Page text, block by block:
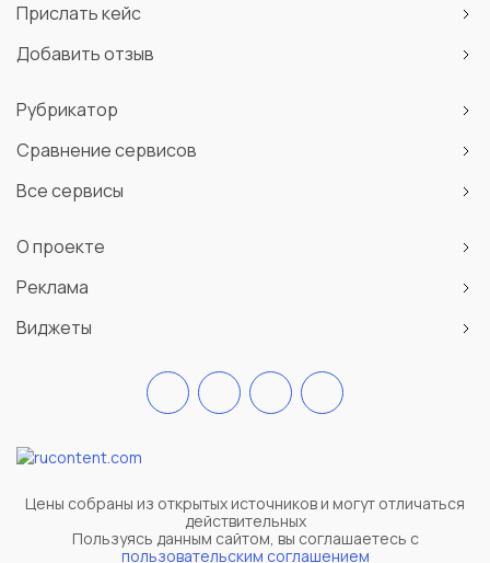
Прислать кейс
Добавить отзыв
Рубрикатор
Сравнение сервисов
Все сервисы
О проекте
Реклама
Виджеты
Цены собраны из открытых источников и могут отличаться
действительных
Пользуясь данным сайтом, вы соглашаетесь c
пользовательским соглашением